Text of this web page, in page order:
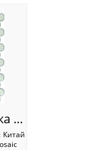
KO28-mint Мозаика Imagine
Китай